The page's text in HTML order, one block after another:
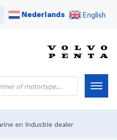
Nederlands English
en Industrie dealer